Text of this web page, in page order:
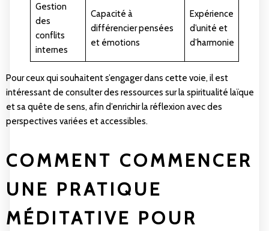
Gestion
des
conflits
internes
Capacité à
différencier pensées
et émotions
Expérience
d’unité et
d’harmonie
Pour ceux qui souhaitent s’engager dans cette voie, il est
intéressant de consulter des ressources sur laspiritualité laïque
et sa quête de sens, afin d’enrichir la réflexion avec des
perspectives variées et accessibles.
COMMENT COMMENCER
UNE PRATIQUE
MÉDITATIVE POUR